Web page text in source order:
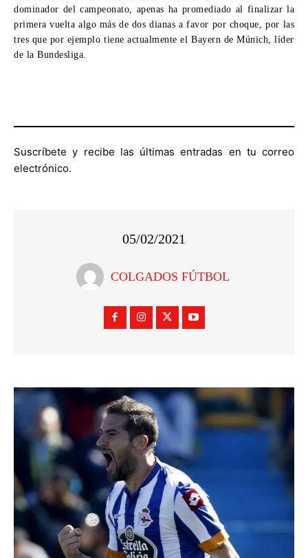
dominador del campeonato, apenas ha promediado al finalizar la
primera vuelta algo más de dos dianas a favor por choque, por las
tres que por ejemplo tiene actualmente el Bayern de Múnich, líder
de la Bundesliga.
Suscríbete y recibe las últimas entradas en tu correo
electrónico.
05/02/2021
COLGADOS FÚTBOL